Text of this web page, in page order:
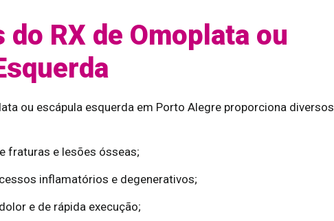
do RX de Omoplata ou
ou escápula esquerda em Porto Alegre proporciona diversos
fraturas e lesões ósseas;
inflamatórios e degenerativos;
e de rápida execução;